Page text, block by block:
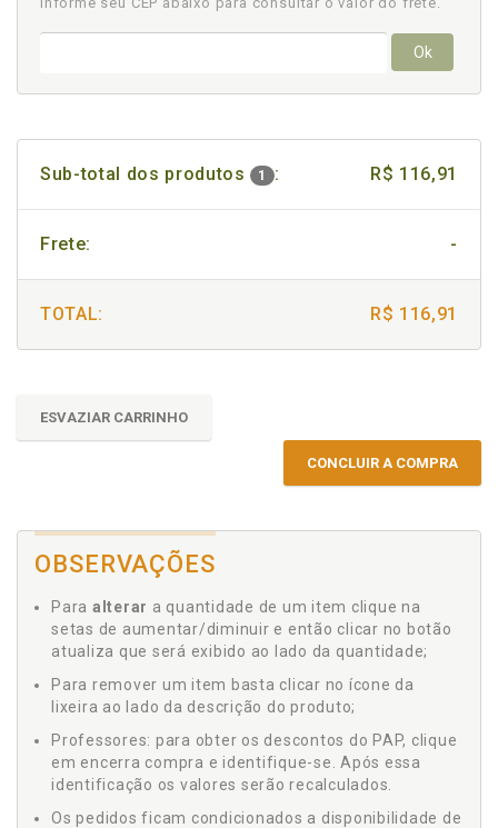
Ok
Sub-total dos produtos 1 : R$ 116,91
Frete: -
TOTAL: R$ 116,91
ESVAZIAR CARRINHO
CONCLUIR A COMPRA
OBSERVAÇÕES
Para alterar a quantidade de um item clique na
setas de aumentar/diminuir e então clicar no botão
atualiza que será exibido ao lado da quantidade;
Para remover um item basta clicar no ícone da
lixeira ao lado da descrição do produto;
Professores: para obter os descontos do PAP, clique
em encerra compra e identifique-se. Após essa
identificação os valores serão recalculados.
Os pedidos ficam condicionados a disponibilidade de